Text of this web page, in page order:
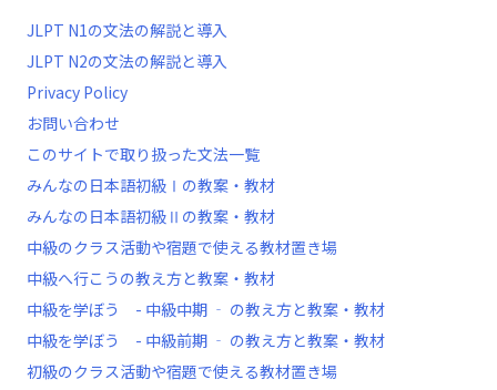
JLPT N1の文法の解説と導入
JLPT N2の文法の解説と導入
Privacy Policy
お問い合わせ
このサイトで取り扱った文法一覧
みんなの日本語初級Ⅰの教案・教材
みんなの日本語初級Ⅱの教案・教材
中級のクラス活動や宿題で使える教材置き場
中級へ行こうの教え方と教案・教材
中級を学ぼう - 中級中期 ‐ の教え方と教案・教材
中級を学ぼう - 中級前期 ‐ の教え方と教案・教材
初級のクラス活動や宿題で使える教材置き場